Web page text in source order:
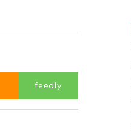
feedly